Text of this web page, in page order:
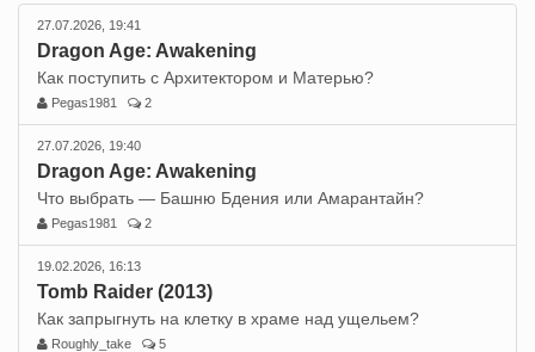
27.07.2026, 19:41
Dragon Age: Awakening
Как поступить с Архитектором и Матерью?
Pegas1981 2
27.07.2026, 19:40
Dragon Age: Awakening
Что выбрать — Башню Бдения или Амарантайн?
Pegas1981 2
19.02.2026, 16:13
Tomb Raider (2013)
Как запрыгнуть на клетку в храме над ущельем?
Roughly_take 5